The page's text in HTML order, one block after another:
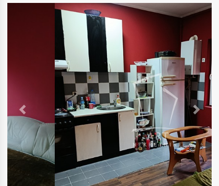
Previous Next